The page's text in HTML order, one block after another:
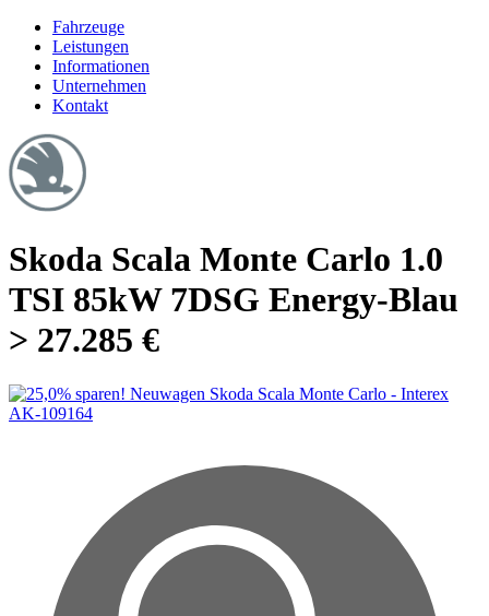
Fahrzeuge
Leistungen
Informationen
Unternehmen
Kontakt
Skoda Scala Monte Carlo 1.0
TSI 85kW 7DSG Energy-Blau
> 27.285 €